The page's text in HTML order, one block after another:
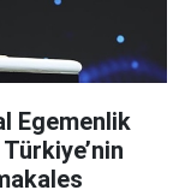
Egemenlik